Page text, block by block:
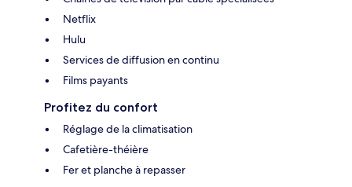
Netflix
Hulu
Services de diffusion en continu
Films payants
Profitez du confort
Réglage de la climatisation
Cafetière-théière
Fer et planche à repasser